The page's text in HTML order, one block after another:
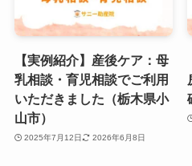
【実例紹介】産後ケア：母
乳相談・育児相談でご利用
いただきました（栃木県小
山市）
2025年7月12日 2026年6月8日